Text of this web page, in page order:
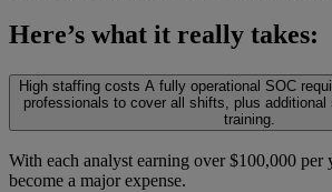
Here’s what it really takes:
High staffing costs A fully operational SOC
professionals to cover all shifts, plus
training.
With each analyst earning over $100,000 per
become a major expense.